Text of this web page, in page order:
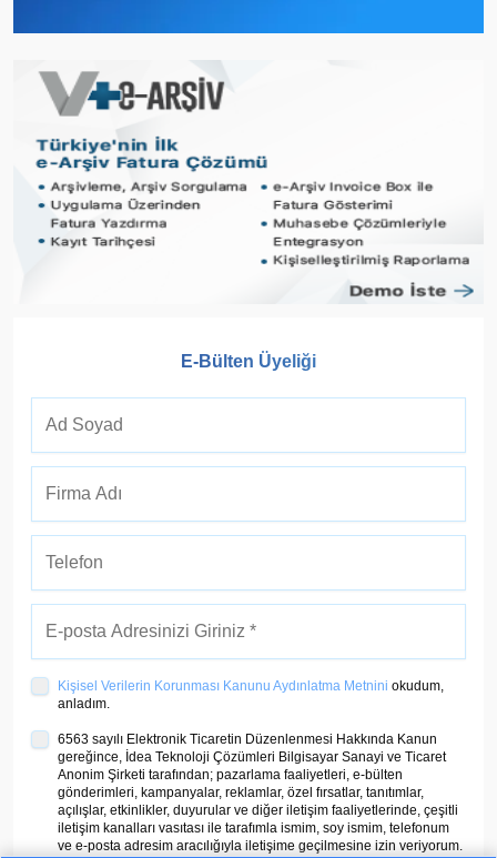
E-Bülten Üyeliği
Kişisel Verilerin Korunması Kanunu Aydınlatma Metnini okudum,
anladım.
6563 sayılı Elektronik Ticaretin Düzenlenmesi Hakkında Kanun
gereğince, İdea Teknoloji Çözümleri Bilgisayar Sanayi ve Ticaret
Anonim Şirketi tarafından; pazarlama faaliyetleri, e-bülten
gönderimleri, kampanyalar, reklamlar, özel fırsatlar, tanıtımlar,
açılışlar, etkinlikler, duyurular ve diğer iletişim faaliyetlerinde, çeşitli
iletişim kanalları vasıtası ile tarafımla ismim, soy ismim, telefonum
ve e-posta adresim aracılığıyla iletişime geçilmesine izin veriyorum.